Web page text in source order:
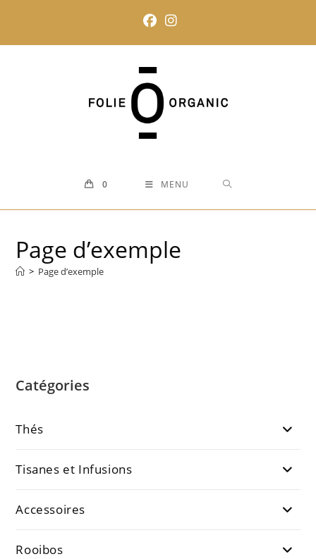
0 MENU
Page d’exemple
> Page d’exemple
Catégories
Thés
Tisanes et Infusions
Accessoires
Rooibos